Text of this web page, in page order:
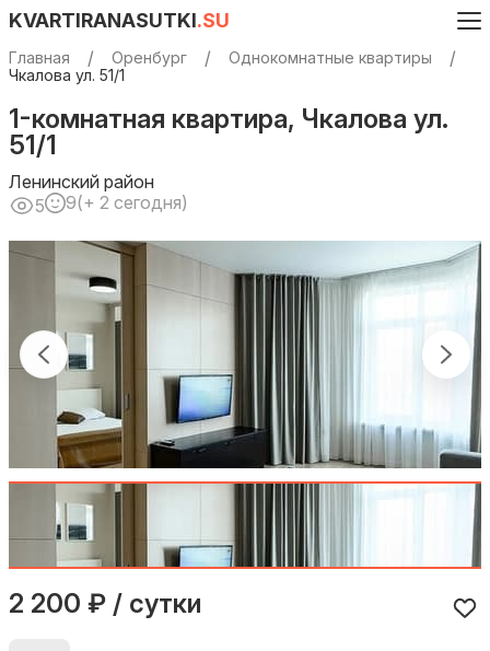
KVARTIRANASUTKI.SU
Главная Оренбург
Однокомнатные квартиры
Чкалова ул. 51/1
1-комнатная квартира, Чкалова ул.
51/1
Ленинский район
5
9(+ 2 сегодня)
2 200 ₽ / сутки